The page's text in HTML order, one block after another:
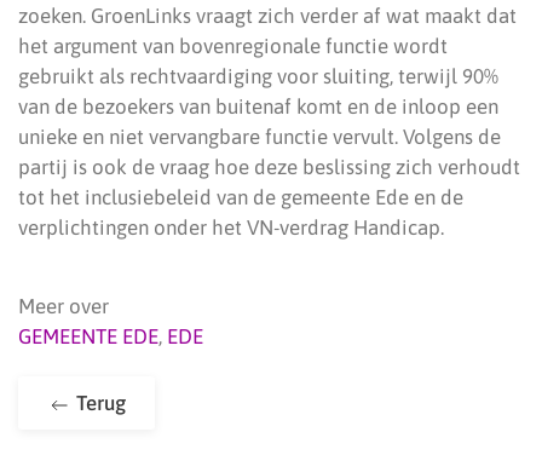
zoeken. GroenLinks vraagt zich verder af wat maakt dat
het argument van bovenregionale functie wordt
gebruikt als rechtvaardiging voor sluiting, terwijl 90%
van de bezoekers van buitenaf komt en de inloop een
unieke en niet vervangbare functie vervult. Volgens de
partij is ook de vraag hoe deze beslissing zich verhoudt
tot het inclusiebeleid van de gemeente Ede en de
verplichtingen onder het VN-verdrag Handicap.
Meer over
GEMEENTE EDE, EDE
Terug